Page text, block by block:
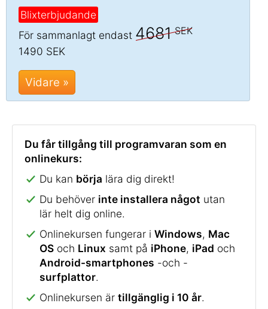
Blixterbjudande
För sammanlagt endast 4681SEK
1490 SEK
Vidare »
Du får tillgång till programvaran som en
onlinekurs:
Du kan börja lära dig direkt!
Du behöver inte installera något utan
lär helt dig online.
Onlinekursen fungerar i Windows, Mac
OS och Linux samt på iPhone, iPad och
Android-smartphones -och -
surfplattor.
Onlinekursen är tillgänglig i 10 år.